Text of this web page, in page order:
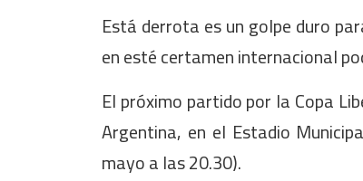
Está derrota es un golpe duro
en esté certamen internacional
El próximo partido por la Copa
Argentina, en el Estadio
mayo a las 20.30).